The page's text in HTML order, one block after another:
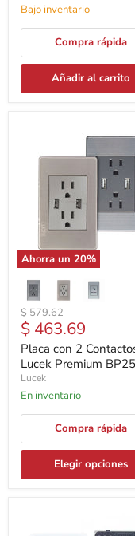
Bajo inventario
Compra rápida
Añadir al carrito
Ahorra un 20%
Precio
original
$ 579.62
Precio
actual
$ 463.69
Placa con 2
Lucek Premium BP25
Lucek
En inventario
Compra rápida
Elegir opciones